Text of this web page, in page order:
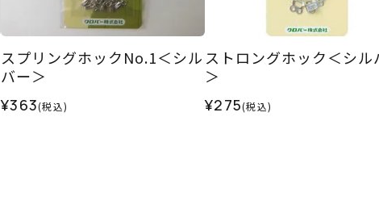
スプリングホックNo.1＜シル
バー＞
¥363(税込)
ストロングホック＜シル
＞
¥275(税込)